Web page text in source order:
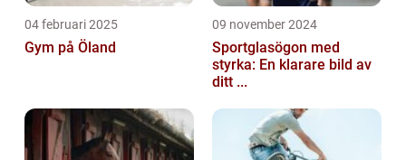
04 februari 2025
Gym på Öland
09 november 2024
Sportglasögon med
styrka: En klarare bild av
ditt ...